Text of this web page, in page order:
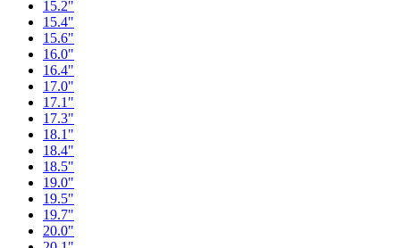
15.2"
15.4"
15.6"
16.0"
16.4"
17.0"
17.1"
17.3"
18.1"
18.4"
18.5"
19.0"
19.5"
19.7"
20.0"